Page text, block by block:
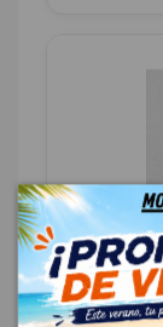
MANETA
22966694